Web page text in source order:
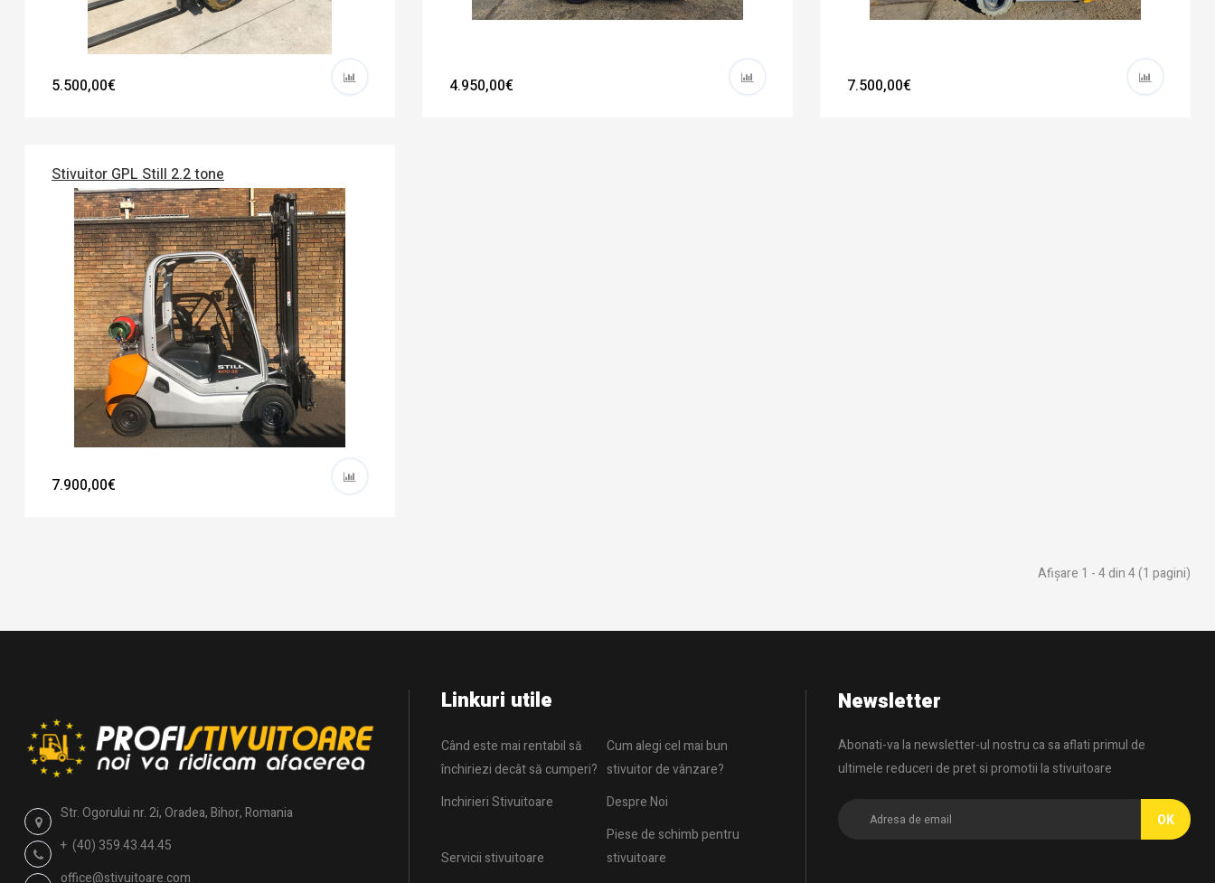
5.500,00€ 4.950,00€ 7.500,00€
Stivuitor GPL Still 2.2 tone
7.900,00€
Afişare 1 - 4 din 4 (1 pagini)
Str. Ogorului nr. 2i, Oradea, Bihor, Romania
+ (40) 359.43.44.45
office@stivuitoare.com
Linkuri utile
Când este mai rentabil să
închiriezi decât să cumperi?
Cum alegi cel mai bun
stivuitor de vânzare?
Inchirieri Stivuitoare
Despre Noi
Servicii stivuitoare
Piese de schimb pentru
stivuitoare
Newsletter
Abonati-va la newsletter-ul nostru ca sa aflati primul de
ultimele reduceri de pret si promotii la stivuitoare
OK